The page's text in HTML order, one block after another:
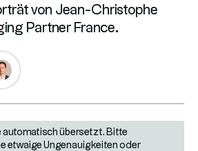
von Jean-Christophe
Partner France.
automatisch übersetzt. Bitte
etwaige Ungenauigkeiten oder